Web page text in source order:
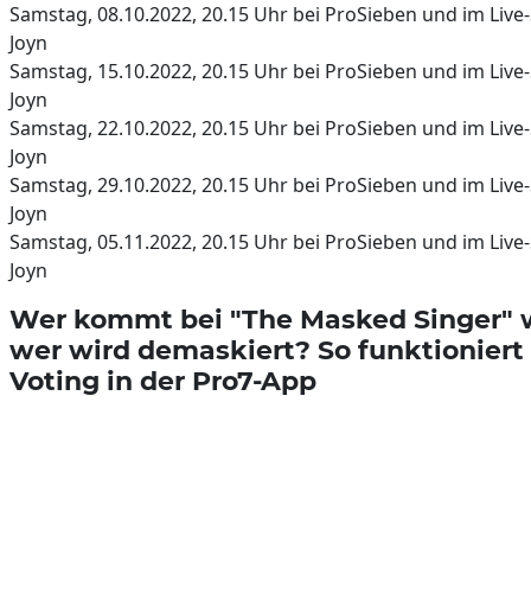
Samstag, 08.10.2022, 20.15 Uhr bei ProSieben und im
Joyn
Samstag, 15.10.2022, 20.15 Uhr bei ProSieben und im
Joyn
Samstag, 22.10.2022, 20.15 Uhr bei ProSieben und im
Joyn
Samstag, 29.10.2022, 20.15 Uhr bei ProSieben und im
Joyn
Samstag, 05.11.2022, 20.15 Uhr bei ProSieben und im
Joyn
Wer kommt bei "The Masked Singer"
wer wird demaskiert? So funktioniert
Voting in der Pro7-App